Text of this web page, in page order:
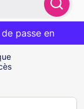
votre panier
BIENVENUE
passe en